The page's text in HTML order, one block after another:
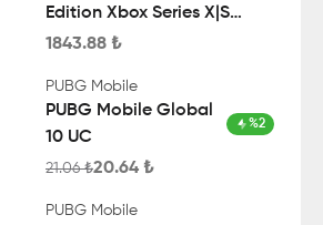
Edition Xbox Series X|S
Account
1843.88 ₺
PUBG Mobile
PUBG Mobile Global
10 UC
%2
21.06₺20.64 ₺
PUBG Mobile